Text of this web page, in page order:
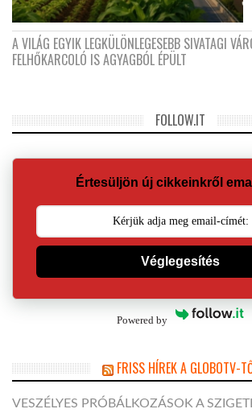
A VILÁG EGYIK LEGKÜLÖNLEGESEBB SIVATAGI
FELHŐKARCOLÓ IS AGYAGBÓL ÉPÜLT
FOLLOW.IT
Értesüljön új cikkeinkről
Véglegesítés
Powered by
FRISS HÍREK A GLOBOTV-
VESZÉLYES PRÓBÁLKOZÁSOK A